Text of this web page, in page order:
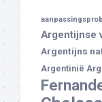
Argentijnse
Argentijns
Argentinië